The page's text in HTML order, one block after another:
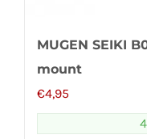
MUGEN SEIKI
mount
€4,95